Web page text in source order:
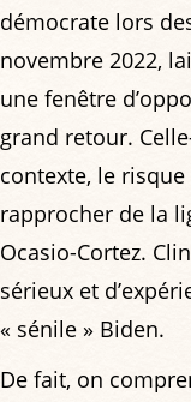
démocrate lors
novembre 2022,
une fenêtre
grand retour.
contexte, le
rapprocher de la
Ocasio-Cortez.
sérieux et
« sénile » Biden.
De fait, on